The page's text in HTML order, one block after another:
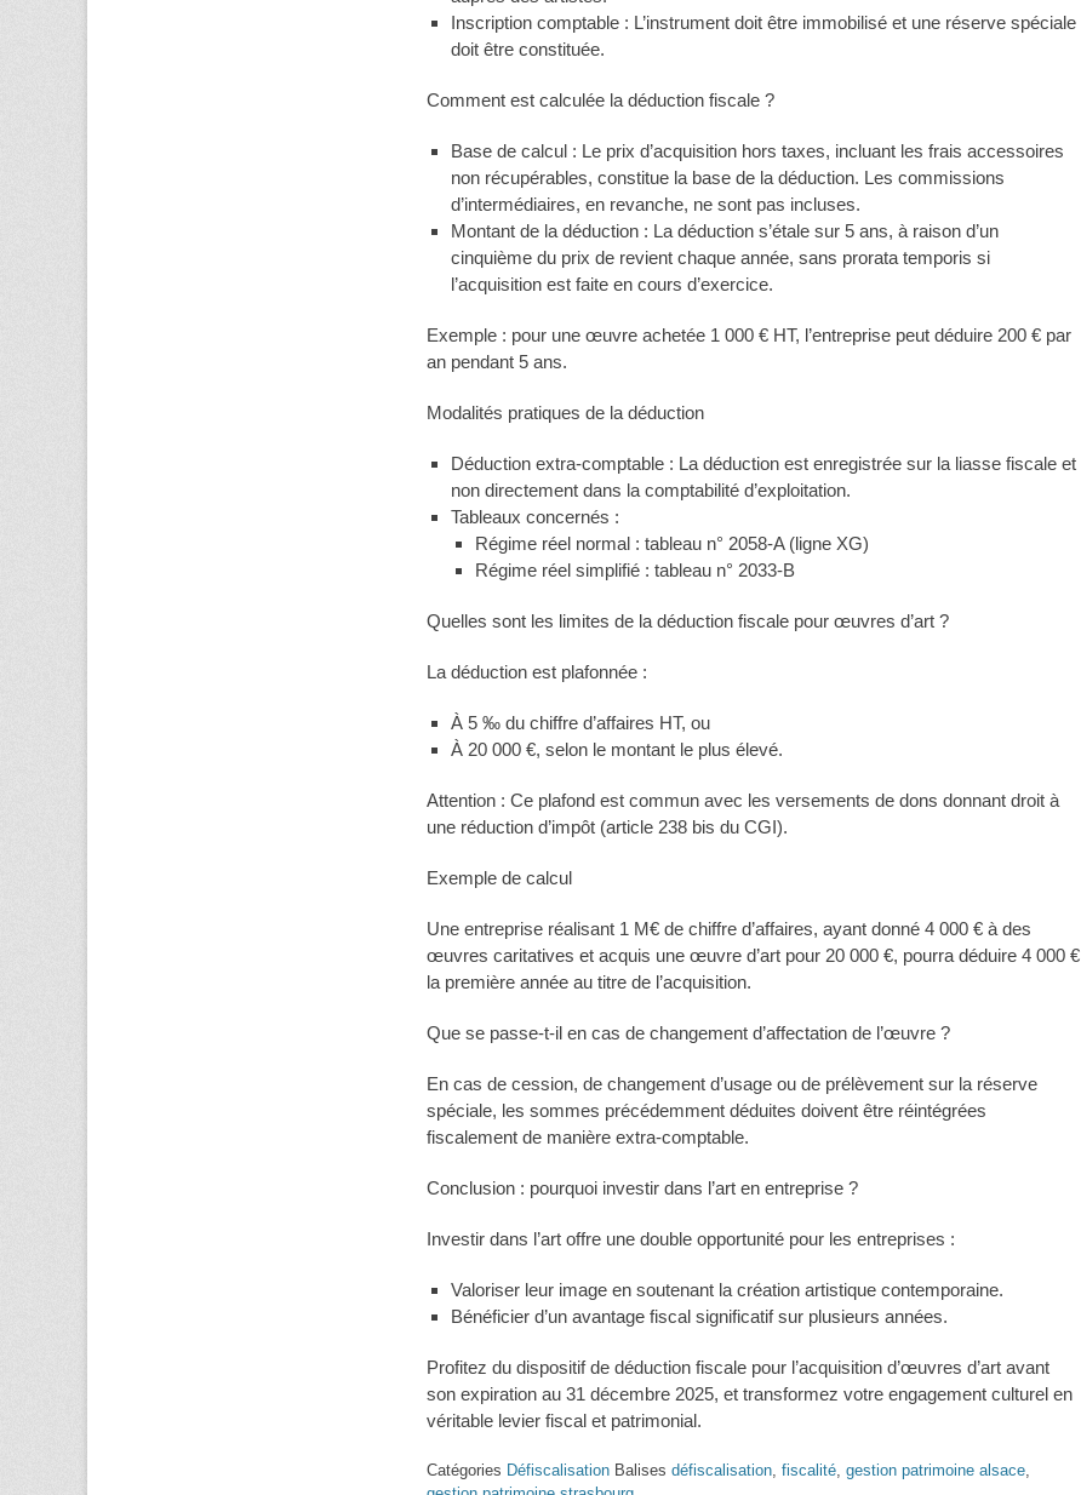
Inscription comptable : L’instrument doit être immobilisé et une réserve spéciale
doit être constituée.
Comment est calculée la déduction fiscale ?
Base de calcul : Le prix d’acquisition hors taxes, incluant les frais accessoires
non récupérables, constitue la base de la déduction. Les commissions
d’intermédiaires, en revanche, ne sont pas incluses.
Montant de la déduction : La déduction s’étale sur 5 ans, à raison d’un
cinquième du prix de revient chaque année, sans prorata temporis si
l’acquisition est faite en cours d’exercice.
Exemple : pour une œuvre achetée 1 000 € HT, l’entreprise peut déduire 200 € par
an pendant 5 ans.
Modalités pratiques de la déduction
Déduction extra-comptable : La déduction est enregistrée sur la liasse fiscale et
non directement dans la comptabilité d’exploitation.
Tableaux concernés :
Régime réel normal : tableau n° 2058-A (ligne XG)
Régime réel simplifié : tableau n° 2033-B
Quelles sont les limites de la déduction fiscale pour œuvres d’art ?
La déduction est plafonnée :
À 5 ‰ du chiffre d’affaires HT, ou
À 20 000 €, selon le montant le plus élevé.
Attention : Ce plafond est commun avec les versements de dons donnant droit à
une réduction d’impôt (article 238 bis du CGI).
Exemple de calcul
Une entreprise réalisant 1 M€ de chiffre d’affaires, ayant donné 4 000 € à des
œuvres caritatives et acquis une œuvre d’art pour 20 000 €, pourra déduire 4 000 €
la première année au titre de l’acquisition.
Que se passe-t-il en cas de changement d’affectation de l’œuvre ?
En cas de cession, de changement d’usage ou de prélèvement sur la réserve
spéciale, les sommes précédemment déduites doivent être réintégrées
fiscalement de manière extra-comptable.
Conclusion : pourquoi investir dans l’art en entreprise ?
Investir dans l’art offre une double opportunité pour les entreprises :
Valoriser leur image en soutenant la création artistique contemporaine.
Bénéficier d’un avantage fiscal significatif sur plusieurs années.
Profitez du dispositif de déduction fiscale pour l’acquisition d’œuvres d’art avant
son expiration au 31 décembre 2025, et transformez votre engagement culturel en
véritable levier fiscal et patrimonial.
Catégories Défiscalisation Balises défiscalisation, fiscalité, gestion patrimoine alsace,